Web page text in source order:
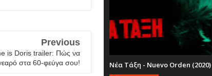
Previous
is Doris trailer: Πώς να
στα 60-φεύγα σου!
Νέα Τάξη - Nuevo Orden (2020)